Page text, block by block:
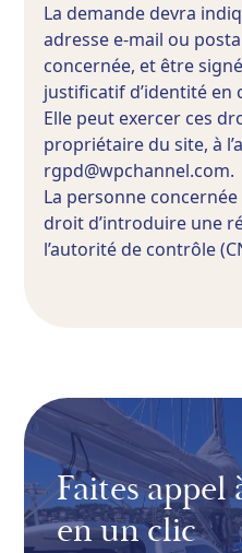
La demande devra
adresse e-mail ou
concernée, et être
justificatif d’identité en
Elle peut exercer ces
propriétaire du site, à
rgpd@wpchannel.com.
La personne
droit d’introduire une
l’autorité de contrôle
Faites appel
en un clic